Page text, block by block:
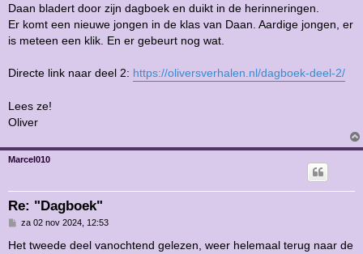
t
Daan bladert door zijn dagboek en duikt in de herinneringen.
Er komt een nieuwe jongen in de klas van Daan. Aardige jongen, er
is meteen een klik. En er gebeurt nog wat.
Directe link naar deel 2: https://oliversverhalen.nl/dagboek-deel-2/
Lees ze!
Oliver
Marcel010
Re: "Dagboek"
B
r
za 02 nov 2024, 12:53
Het tweede deel vanochtend gelezen, weer helemaal terug naar de